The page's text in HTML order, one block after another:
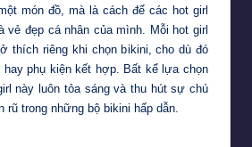
món đồ, mà là cách để các hot girl
vẻ đẹp cá nhân của mình. Mỗi hot girl
thích riêng khi chọn bikini, cho dù đó
phụ kiện kết hợp. Bất kể lựa chọn
này luôn tỏa sáng và thu hút sự chú
rũ trong những bộ bikini hấp dẫn.